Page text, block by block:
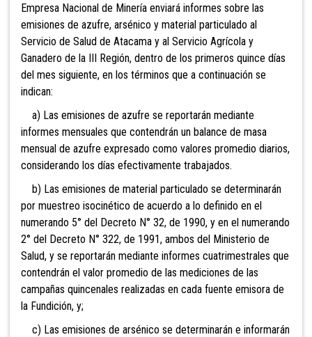
Empresa Nacional de Minería enviará informes sobre las
emisiones de azufre, arsénico y material particulado al
Servicio de Salud de Atacama y al Servicio Agrícola y
Ganadero de la III Región, dentro de los primeros quince días
del mes siguiente, en los términos que a continuación se
indican:
a) Las emisiones de azufre se reportarán mediante
informes mensuales que contendrán un balance de masa
mensual de azufre expresado como valores promedio diarios,
considerando los días efectivamente trabajados.
b) Las emisiones de material particulado se determinarán
por muestreo isocinético de acuerdo a lo definido en el
numerando 5° del Decreto N° 32, de 1990, y en el numerando
2° del Decreto N° 322, de 1991, ambos del Ministerio de
Salud, y se reportarán mediante informes cuatrimestrales que
contendrán el valor promedio de las mediciones de las
campañas quincenales realizadas en cada fuente emisora de
la Fundición, y;
c) Las emisiones de arsénico se determinarán e informarán